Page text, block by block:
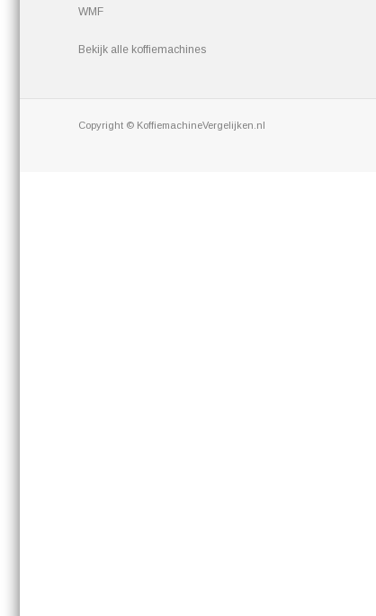
WMF
Bekijk alle koffiemachines
Copyright © KoffiemachineVergelijken.nl